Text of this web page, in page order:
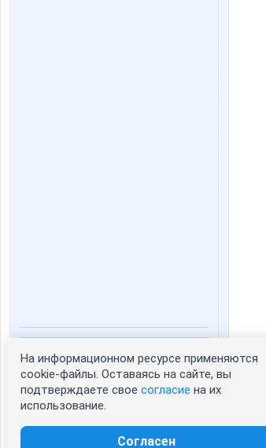
Статистика портрета:
сейчас просматривают портрет - 0
зарегистрированные пользователи
посетившие портрет за 7 дней - 0
На информационном ресурсе применяются
cookie-файлы. Оставаясь на сайте, вы
подтверждаете свое согласие на их
использование.
Согласен